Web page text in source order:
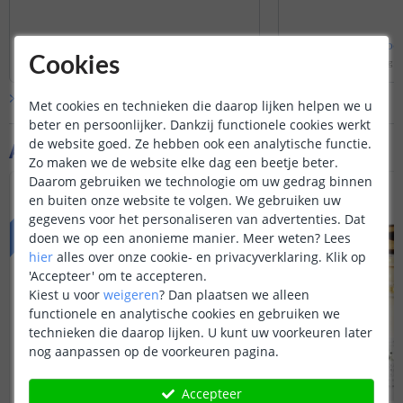
Aanvullende producten
PRIME PRO
Door JS op donderdag 13 november 2025 vrijdag
Bekijk alle Vraag & antwoord
Cookies
Met cookies en technieken die daarop lijken helpen we u
beter en persoonlijker. Dankzij functionele cookies werkt
de website goed. Ze hebben ook een analytische functie.
Zo maken we de website elke dag een beetje beter.
Daarom gebruiken we technologie om uw gedrag binnen
en buiten onze website te volgen. We gebruiken uw
gegevens voor het personaliseren van advertenties. Dat
doen we op een anonieme manier. Meer weten? Lees
hier alles over onze cookie- en privacyverklaring. Klik op
'Accepteer' om te accepteren.
Kiest u voor weigeren? Dan plaatsen we alleen
functionele en analytische cookies en gebruiken we
technieken die daarop lijken. U kunt uw voorkeuren later
nog aanpassen op de voorkeuren pagina.
Accepteer